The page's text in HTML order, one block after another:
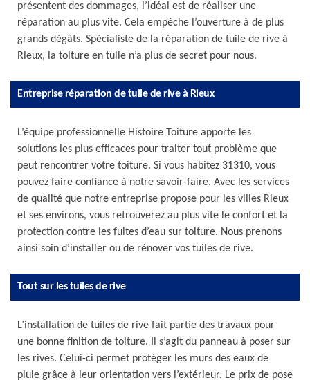
présentent des dommages, l’idéal est de réaliser une
réparation au plus vite. Cela empêche l’ouverture à de plus
grands dégâts. Spécialiste de la réparation de tuile de rive à
Rieux, la toiture en tuile n’a plus de secret pour nous.
Entreprise réparation de tuile de rive à Rieux
L’équipe professionnelle Histoire Toiture apporte les
solutions les plus efficaces pour traiter tout problème que
peut rencontrer votre toiture. Si vous habitez 31310, vous
pouvez faire confiance à notre savoir-faire. Avec les services
de qualité que notre entreprise propose pour les villes Rieux
et ses environs, vous retrouverez au plus vite le confort et la
protection contre les fuites d’eau sur toiture. Nous prenons
ainsi soin d’installer ou de rénover vos tuiles de rive.
Tout sur les tuiles de rive
L’installation de tuiles de rive fait partie des travaux pour
une bonne finition de toiture. Il s’agit du panneau à poser sur
les rives. Celui-ci permet protéger les murs des eaux de
pluie grâce à leur orientation vers l’extérieur, Le prix de pose